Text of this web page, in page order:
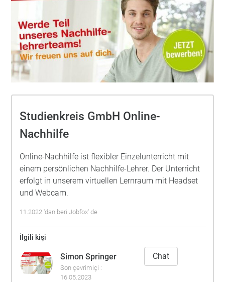
Studienkreis GmbH Online-
Nachhilfe
Online-Nachhilfe ist flexibler Einzelunterricht mit
einem persönlichen Nachhilfe-Lehrer. Der Unterricht
erfolgt in unserem virtuellen Lernraum mit Headset
und Webcam.
11.2022 'dan beri Jobfox' de
İlgili kişi
Simon Springer
Son çevrimiçi :
16.05.2023
Chat